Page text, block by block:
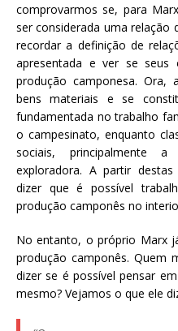
comprovarmos se, para
ser considerada uma relação
recordar a definição de
apresentada e ver se seus
produção camponesa. Ora,
bens materiais e se
fundamentada no trabalho
o campesinato, enquanto
sociais, principalmente a
exploradora. A partir
dizer que é possível
produção camponês no
No entanto, o próprio Marx
produção camponês. Quem
dizer se é possível pensar
mesmo? Vejamos o que ele